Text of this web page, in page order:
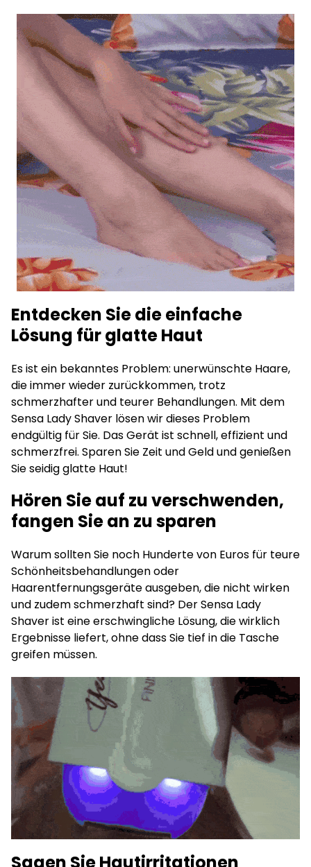
Entdecken Sie die einfache
Lösung für glatte Haut
Es ist ein bekanntes Problem: unerwünschte Haare,
die immer wieder zurückkommen, trotz
schmerzhafter und teurer Behandlungen. Mit dem
Sensa Lady Shaver lösen wir dieses Problem
endgültig für Sie. Das Gerät ist schnell, effizient und
schmerzfrei. Sparen Sie Zeit und Geld und genießen
Sie seidig glatte Haut!
Hören Sie auf zu verschwenden,
fangen Sie an zu sparen
Warum sollten Sie noch Hunderte von Euros für teure
Schönheitsbehandlungen oder
Haarentfernungsgeräte ausgeben, die nicht wirken
und zudem schmerzhaft sind? Der Sensa Lady
Shaver ist eine erschwingliche Lösung, die wirklich
Ergebnisse liefert, ohne dass Sie tief in die Tasche
greifen müssen.